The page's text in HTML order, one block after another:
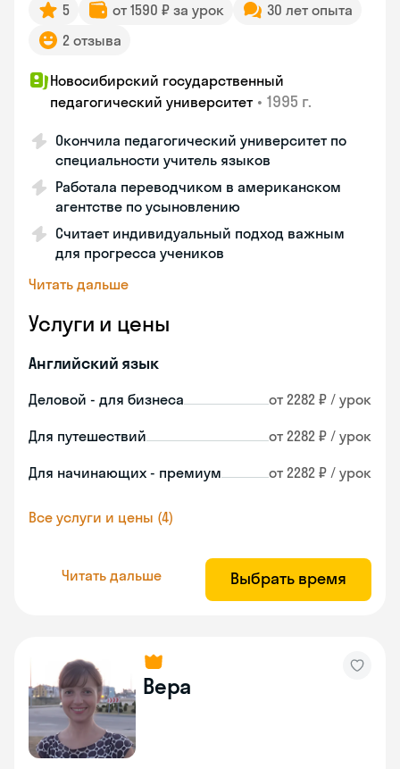
5 от 1590 ₽ за урок
30 лет опыта
2 отзыва
Новосибирский государственный
педагогический университет • 1995 г.
Окончила педагогический университет по
специальности учитель языков
Работала переводчиком в американском
агентстве по усыновлению
Считает индивидуальный подход важным
для прогресса учеников
Читать дальше
Услуги и цены
Английский язык
Деловой - для бизнеса от 2282 ₽ / урок
Для путешествий от 2282 ₽ / урок
Для начинающих - премиум от 2282 ₽ / урок
Все услуги и цены (4)
Читать дальше Выбрать время
Вера